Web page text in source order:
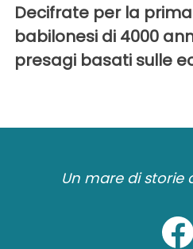
Decifrate per la
babilonesi di 4000
presagi basati sulle
Un mare di storie